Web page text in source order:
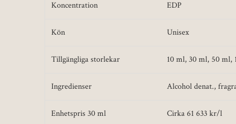
Koncentration EDP
Kön Unisex
Tillgängliga storlekar 10 ml, 30 ml, 50 ml,
Ingredienser Alcohol denat.,
Enhetspris 30 ml Cirka 61 633 kr/l